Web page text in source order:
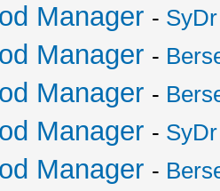
Manager - SyDr
Manager -
Manager -
Manager - SyDr
Manager -